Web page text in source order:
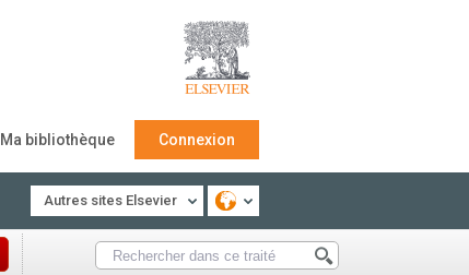
Ma bibliothèque Connexion
Autres sites Elsevier